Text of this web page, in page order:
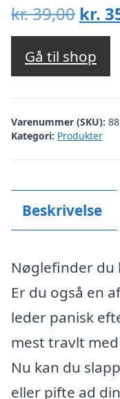
kr.39,00 Den
pris
var:
kr.
kr.
Gå til shop
Varenummer (SKU):
Kategori: Produkter
Beskrivelse
Nøglefinder
Er du også en
leder panisk
mest travlt
Nu kan du
eller pifte ad